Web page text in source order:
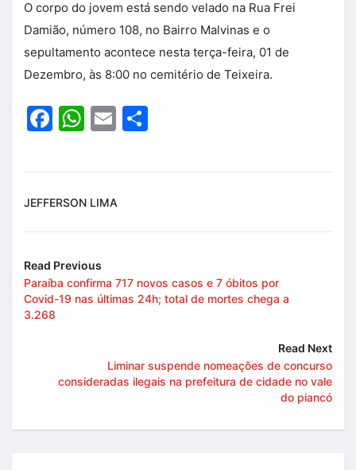
O corpo do jovem está sendo velado na Rua Frei
Damião, número 108, no Bairro Malvinas e o
sepultamento acontece nesta terça-feira, 01 de
Dezembro, às 8:00 no cemitério de Teixeira.
Facebook
WhatsApp
Email
JEFFERSON LIMA
Read Previous
Paraíba confirma 717 novos casos e 7 óbitos por
Covid-19 nas últimas 24h; total de mortes chega a
3.268
Read Next
Liminar suspende nomeações de concurso
consideradas ilegais na prefeitura de cidade no vale
do piancó